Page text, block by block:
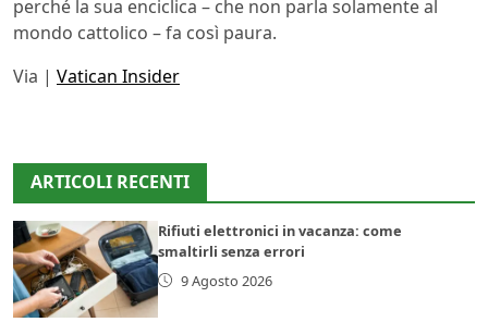
perché la sua enciclica – che non parla solamente al
mondo cattolico – fa così paura.
Via | Vatican Insider
ARTICOLI RECENTI
Rifiuti elettronici in vacanza: come
smaltirli senza errori
9 Agosto 2026